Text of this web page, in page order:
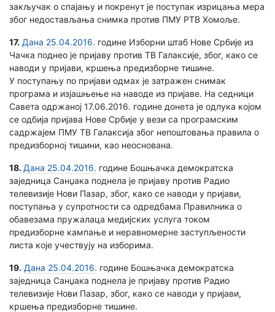
закључак о спајању и покренут је поступак изрицања мера
због недостављања снимка против ПМУ РТВ Хомоље.
17. Дана 25.04.2016. године Изборни штаб Нове Србије из
Чачка поднео је пријаву против ТВ Галаксије, због, како се
наводи у пријави, кршења предизборне тишине.
У поступању по пријави одмах је затражен снимак
програма и изјашњење на наводе из пријаве. На седници
Савета одржаној 17.06.2016. године донета је одлука којом
се одбија пријава Нове Србије у вези са програмским
садржајем ПМУ ТВ Галаксија због непоштовања правила о
предизборној тишини, као неоснована.
18. Дана 25.04.2016. године Бошњачка демократска
заједница Санџака поднела је пријаву против Радио
телевизије Нови Пазар, због, како се наводи у пријави,
поступања у супротности са одредбама Правилника о
обавезама пружалаца медијских услуга током
предизборне кампање и неравномерне заступљености
листа које учествују на изборима.
19. Дана 25.04.2016. године Бошњачка демократска
заједница Санџака поднела је пријаву против Радио
телевизије Нови Пазар, због, како се наводи у пријави,
кршења предизборне тишине.